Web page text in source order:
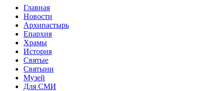
Главная
Новости
Архипастырь
Епархия
Храмы
История
Святые
Святыни
Музей
Для СМИ